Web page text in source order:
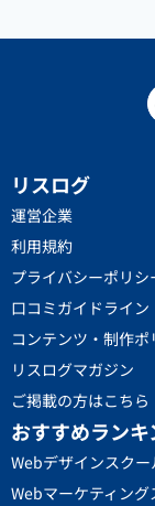
リスログ
運営企業
利用規約
プライバシーポリシ
口コミガイドライン
コンテンツ・制作ポ
リスログマガジン
ご掲載の方はこちら
おすすめランキ
Webデザインスク
Webマーケティン